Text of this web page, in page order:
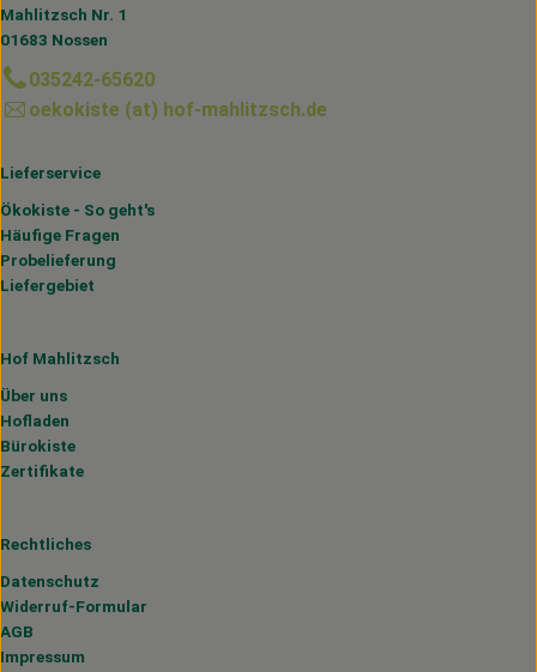
Mahlitzsch Nr. 1
01683 Nossen
035242-65620
oekokiste (at) hof-mahlitzsch.de
Lieferservice
Ökokiste - So geht's
Häufige Fragen
Probelieferung
Liefergebiet
Hof Mahlitzsch
Über uns
Hofladen
Bürokiste
Zertifikate
Rechtliches
Datenschutz
Widerruf-Formular
AGB
Impressum